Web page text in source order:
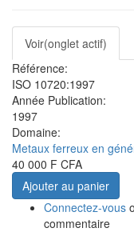
Onglets
principaux
Voir(onglet actif)
Référence:
ISO 10720:1997
Année Publication:
1997
Domaine:
Metaux ferreux en
40 000 F CFA
Ajouter au panier
Connectez-vous
commentaire